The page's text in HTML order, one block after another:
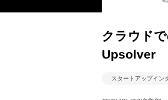
クラウド
Upsolver
スタートアップイン